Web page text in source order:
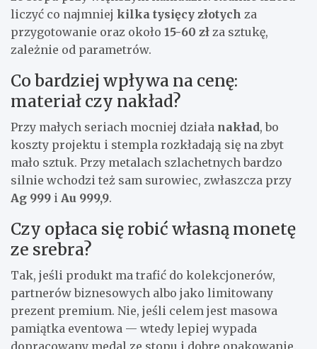
liczyć co najmniej kilka tysięcy złotych za
przygotowanie oraz około 15-60 zł za sztukę,
zależnie od parametrów.
Co bardziej wpływa na cenę:
materiał czy nakład?
Przy małych seriach mocniej działa nakład, bo
koszty projektu i stempla rozkładają się na zbyt
mało sztuk. Przy metalach szlachetnych bardzo
silnie wchodzi też sam surowiec, zwłaszcza przy
Ag 999 i Au 999,9.
Czy opłaca się robić własną monetę
ze srebra?
Tak, jeśli produkt ma trafić do kolekcjonerów,
partnerów biznesowych albo jako limitowany
prezent premium. Nie, jeśli celem jest masowa
pamiątka eventowa — wtedy lepiej wypada